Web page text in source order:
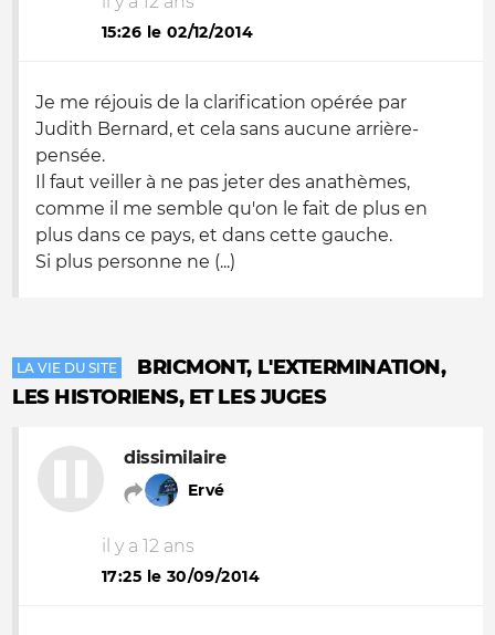
15:26 le 02/12/2014
Je me réjouis de la clarification opérée par
Judith Bernard, et cela sans aucune arrière-
pensée.
Il faut veiller à ne pas jeter des anathèmes,
comme il me semble qu'on le fait de plus en
plus dans ce pays, et dans cette gauche.
Si plus personne ne (...)
LA VIE DU SITE
BRICMONT, L'EXTERMINATION,
LES HISTORIENS, ET LES JUGES
dissimilaire
Ervé
il y a 12 ans
17:25 le 30/09/2014